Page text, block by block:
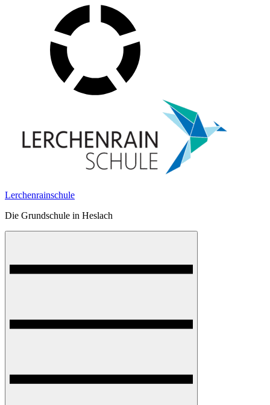
Lerchenrainschule
Die Grundschule in Heslach